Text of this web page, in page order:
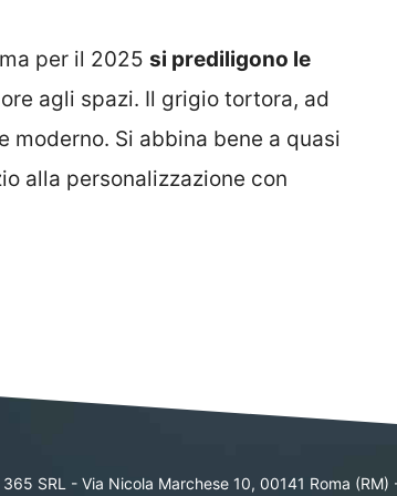
per il 2025 si prediligono le
agli spazi. Il grigio tortora, ad
moderno. Si abbina bene a quasi
alla personalizzazione con
SRL - Via Nicola Marchese 10, 00141 Roma (RM)